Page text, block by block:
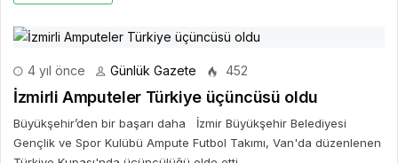
4 yıl önce Günlük Gazete 452
İzmirli Amputeler Türkiye üçüncüsü oldu
Büyükşehir’den bir başarı daha İzmir Büyükşehir Belediyesi
Gençlik ve Spor Kulübü Ampute Futbol Takımı, Van'da düzenlenen